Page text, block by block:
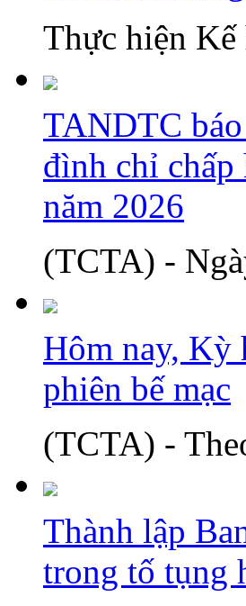
Thực hiện Kế
TANDTC
đình chỉ chấp
năm 2026
(TCTA) -
Hôm nay, Kỳ
phiên bế mạc
(TCTA) -
Thành lập
trong tố tụng